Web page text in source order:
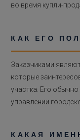
во время купли-
КАК ЕГО
Заказчиками
которые
участка. Его
управлении
КАКАЯ